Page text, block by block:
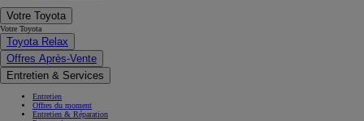
Votre Toyota
Votre Toyota
Toyota Relax
Offres Après-Vente
Entretien & Services
Entretien
Offres du moment
Entretien & Réparation